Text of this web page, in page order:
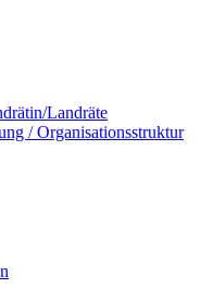
Landräte
/ Organisationsstruktur